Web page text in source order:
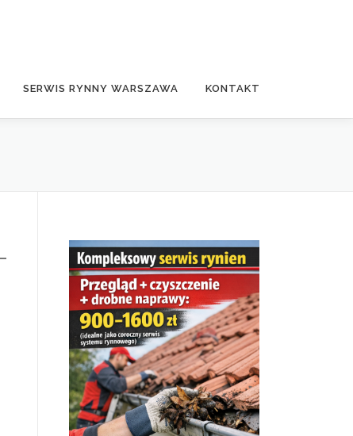
SERWIS RYNNY WARSZAWA KONTAKT